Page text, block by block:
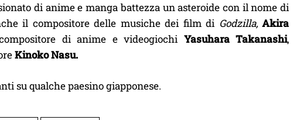
di anime e manga battezza un asteroide con il nome di
il compositore delle musiche dei film di Godzilla, Akira
di anime e videogiochi Yasuhara Takanashi,
Kinoko Nasu.
su qualche paesino giapponese.